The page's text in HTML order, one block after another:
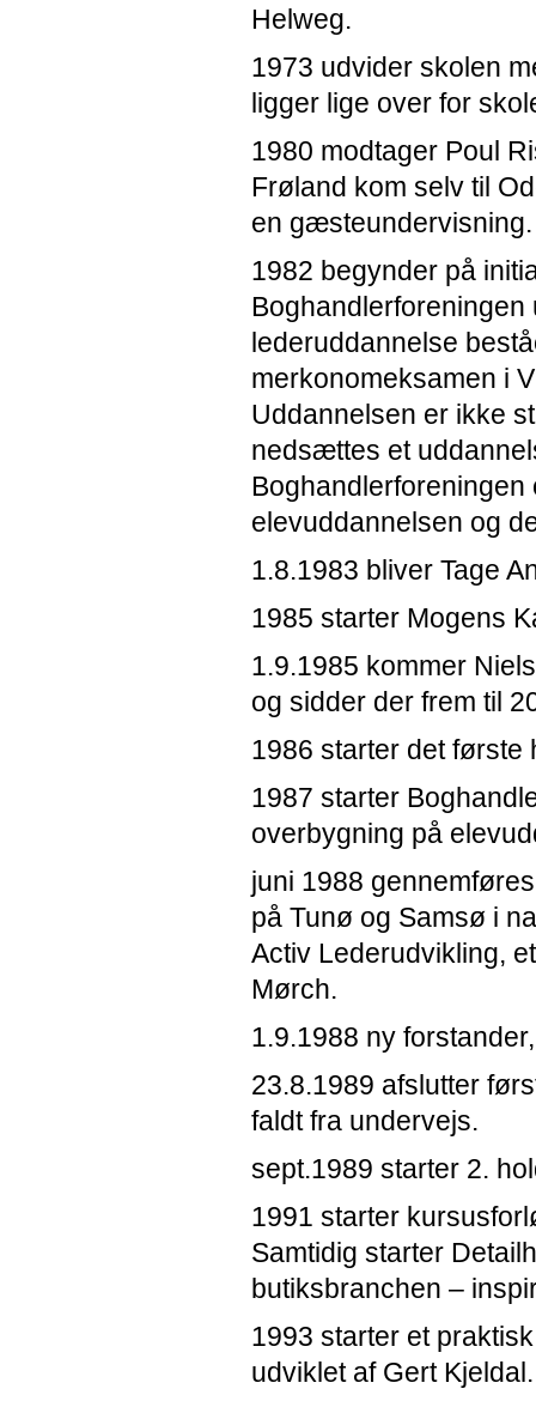
Helweg.
1973 udvider skolen
ligger lige over for
1980 modtager Poul
Frøland kom selv til
en
1982 begynder på
lederuddannelse
merkonomeksamen i
Uddannelsen er ikke
nedsættes et
Boghandlerforeningen
elevuddannelsen og
1.8.1983 bliver Tage
1985 starter Mogens
1.9.1985 kommer
og sidder der frem til
1986 starter det
1987 starter
overbygning på
juni 1988
på Tunø og Samsø i
Activ Lederudvikling,
Mørch.
1.9.1988 ny
23.8.1989 afslutter
faldt fra undervejs.
sept.1989 starter 2.
1991 starter
Samtidig starter
butiksbranchen –
1993 starter et
udviklet af Gert